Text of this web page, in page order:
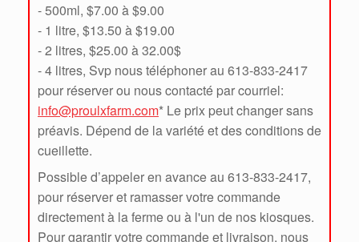
- 500ml, $7.00 à $9.00
- 1 litre, $13.50 à $19.00
- 2 litres, $25.00 à 32.00$
- 4 litres, Svp nous téléphoner au 613-833-2417
pour réserver ou nous contacté par courriel:
info@proulxfarm.com* Le prix peut changer sans
préavis. Dépend de la variété et des conditions de
cueillette.
Possible d’appeler en avance au 613-833-2417,
pour réserver et ramasser votre commande
directement à la ferme ou à l'un de nos kiosques.
Pour garantir votre commande et livraison, nous